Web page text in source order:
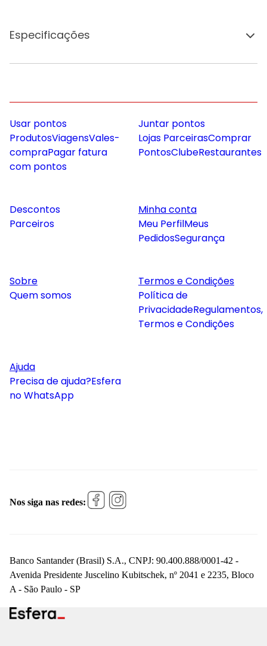
Especificações
Usar pontos
ProdutosViagensVales-
compraPagar fatura
com pontos
Juntar pontos
Lojas ParceirasComprar
PontosClubeRestaurantes
Descontos
Parceiros
Minha conta
Meu PerfilMeus
PedidosSegurança
Sobre
Quem somos
Termos e Condições
Política de
PrivacidadeRegulamentos,
Termos e Condições
Ajuda
Precisa de ajuda?Esfera
no WhatsApp
Nos siga nas redes:
Banco Santander (Brasil) S.A., CNPJ: 90.400.888/0001-42 -
Avenida Presidente Juscelino Kubitschek, nº 2041 e 2235, Bloco
A - São Paulo - SP